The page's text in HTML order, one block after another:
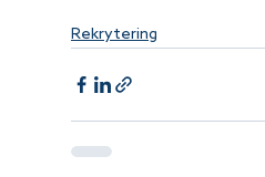
Rekrytering